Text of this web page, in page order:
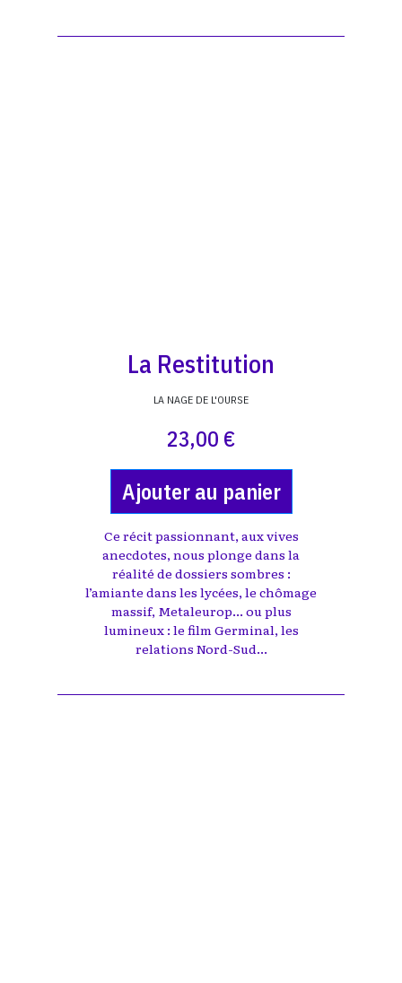
La Restitution
LA NAGE DE L'OURSE
23,00 €
Ajouter au panier
Ce récit passionnant, aux vives
anecdotes, nous plonge dans la
réalité de dossiers sombres :
l’amiante dans les lycées, le chômage
massif, Metaleurop... ou plus
lumineux : le film Germinal, les
relations Nord-Sud...